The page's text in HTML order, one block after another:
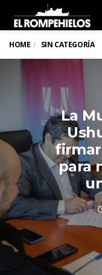
HOME SIN CATEGORÍA
La
para